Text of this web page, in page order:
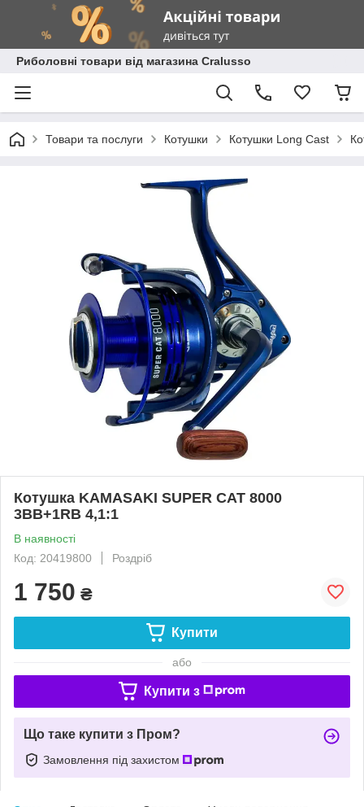
Риболовні товари від магазина Cralusso
Товари та послуги Котушки Котушки Long Cast
Котушка KAMASAKI SUPER CAT 8000
3BB+1RB 4,1:1
В наявності
Код: 20419800
Роздріб
1 750 ₴
Купити
або
Купити з
Що таке купити з Пром?
Замовлення під захистом